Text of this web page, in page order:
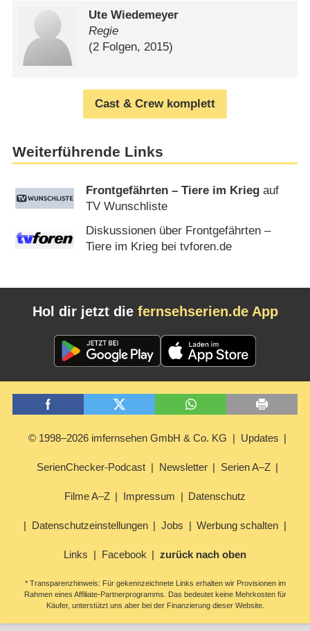
Ute Wiedemeyer
Regie
(2 Folgen, 2015)
Cast & Crew komplett
Weiterführende Links
Frontgefährten – Tiere im Krieg auf
TV Wunschliste
Diskussionen über Frontgefährten –
Tiere im Krieg bei tvforen.de
Hol dir jetzt die fernsehserien.de App
© 1998–2026 imfernsehen GmbH & Co. KG Updates
SerienChecker-Podcast Newsletter Serien A–Z
Filme A–Z Impressum Datenschutz
Datenschutzeinstellungen Jobs Werbung schalten
Links Facebook zurück nach oben
* Transparenzhinweis: Für gekennzeichnete Links erhalten wir Provisionen im
Rahmen eines Affiliate-Partnerprogramms. Das bedeutet keine Mehrkosten für
Käufer, unterstützt uns aber bei der Finanzierung dieser Website.